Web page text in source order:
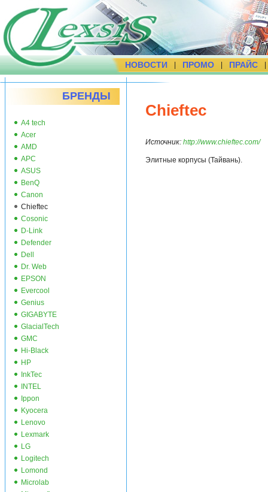
НОВОСТИ | ПРОМО | ПРАЙС
БРЕНДЫ
A4 tech
Acer
AMD
APC
ASUS
BenQ
Canon
Chieftec
Cosonic
D-Link
Defender
Dell
Dr. Web
EPSON
Evercool
Genius
GIGABYTE
GlacialTech
GMC
Hi-Black
HP
InkTec
INTEL
Ippon
Kyocera
Lenovo
Lexmark
LG
Logitech
Lomond
Microlab
Chieftec
Источник: http://www.chieftec.com/
Элитные корпусы (Тайвань).